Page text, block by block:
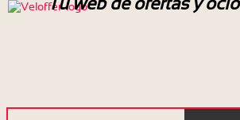
Tu web de ofertas y ocio